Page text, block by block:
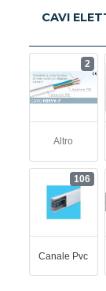
CAVI
Altro
2
Canale Pvc
106